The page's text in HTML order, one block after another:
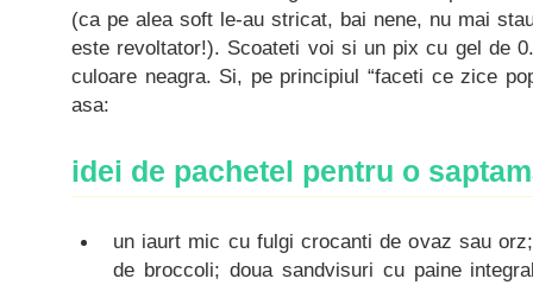
(ca pe alea soft le-au stricat, bai nene, nu mai
este revoltator!). Scoateti voi si un pix cu gel de
culoare neagra. Si, pe principiul “faceti ce zice
asa:
idei de pachetel pentru o
un iaurt mic cu fulgi crocanti de ovaz sau
de broccoli; doua sandvisuri cu paine